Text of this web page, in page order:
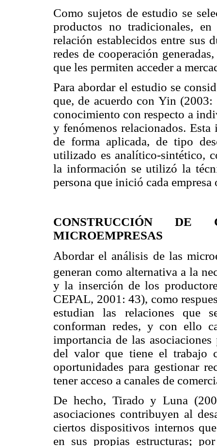
Como sujetos de estudio se
productos no tradicionales,
relación establecidos entre sus
redes de cooperación
que les permiten acceder a
Para abordar el estudio se
que, de acuerdo con Yin
conocimiento con respecto a
y fenómenos relacionados.
de forma aplicada, de tipo
utilizado es analítico-sintético,
la información se utilizó la
persona que inició cada
CONSTRUCCIÓN
MICROEMPRESAS
Abordar el análisis de las
generan como alternativa a la
y la inserción de los
CEPAL, 2001: 43), como
estudian las relaciones que
conforman redes, y con ello
importancia de las
del valor que tiene el trabajo
oportunidades para gestionar
tener acceso a canales de
De hecho, Tirado y Luna
asociaciones contribuyen al
ciertos dispositivos internos
en sus propias estructuras;